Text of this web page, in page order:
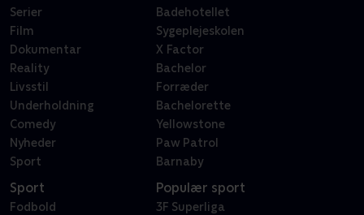
Serier
Film
Dokumentar
Reality
Livsstil
Underholdning
Comedy
Nyheder
Sport
Badehotellet
Sygeplejeskolen
X Factor
Bachelor
Forræder
Bachelorette
Yellowstone
Paw Patrol
Barnaby
Sport
Fodbold
Populær sport
3F Superliga